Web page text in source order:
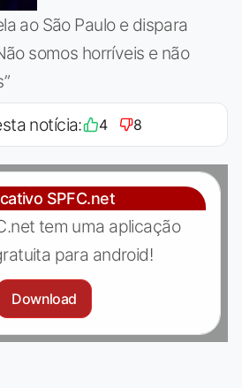
ao São Paulo e dispara
somos horríveis e não
notícia: 4 8
SPFC.net
tem uma aplicação
para android!
Download